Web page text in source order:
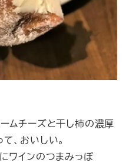
ムチーズと干し柿の濃厚
、おいしい。
ワインのつまみっぽ